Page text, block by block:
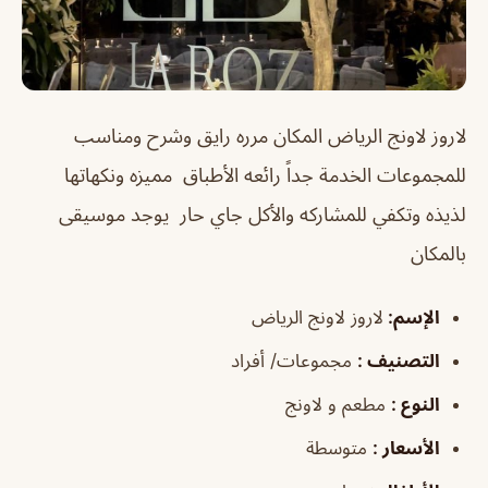
لاروز لاونج الرياض المكان مرره رايق وشرح ومناسب
للمجموعات الخدمة جداً رائعه الأطباق مميزه ونكهاتها
لذيذه وتكفي للمشاركه والأكل جاي حار يوجد موسيقى
بالمكان
الإسم: لاروز لاونج الرياض
التصنيف : مجموعات/ أفراد
النوع : مطعم و لاونج
الأسعار : متوسطة